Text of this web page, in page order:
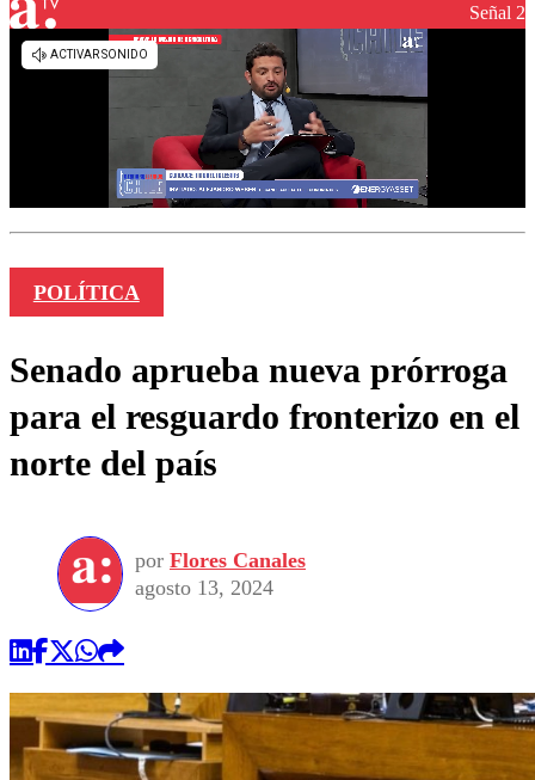
Señal 2
POLÍTICA
Senado aprueba nueva prórroga
para el resguardo fronterizo en el
norte del país
por Flores Canales
agosto 13, 2024